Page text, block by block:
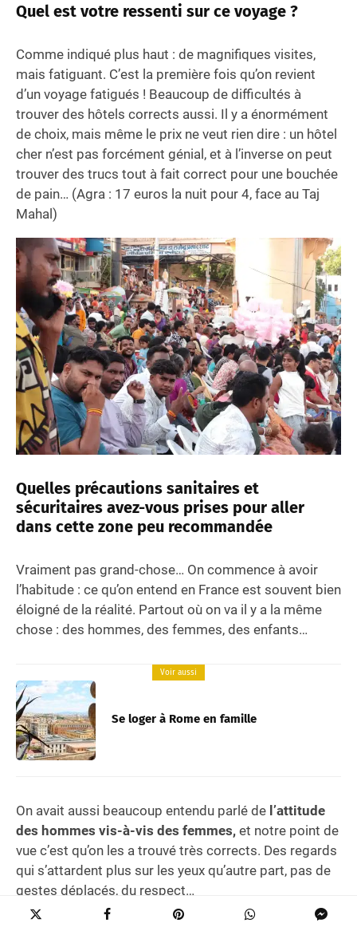
Quel est votre ressenti sur ce voyage ?
Comme indiqué plus haut : de magnifiques visites,
mais fatiguant. C’est la première fois qu’on revient
d’un voyage fatigués ! Beaucoup de difficultés à
trouver des hôtels corrects aussi. Il y a énormément
de choix, mais même le prix ne veut rien dire : un hôtel
cher n’est pas forcément génial, et à l’inverse on peut
trouver des trucs tout à fait correct pour une bouchée
de pain… (Agra : 17 euros la nuit pour 4, face au Taj
Mahal)
Quelles précautions sanitaires et
sécuritaires avez-vous prises pour aller
dans cette zone peu recommandée
Vraiment pas grand-chose… On commence à avoir
l’habitude : ce qu’on entend en France est souvent bien
éloigné de la réalité. Partout où on va il y a la même
chose : des hommes, des femmes, des enfants…
Voir aussi
Se loger à Rome en famille
On avait aussi beaucoup entendu parlé de l’attitude
des hommes vis-à-vis des femmes, et notre point de
vue c’est qu’on les a trouvé très corrects. Des regards
qui s’attardent plus sur les yeux qu’autre part, pas de
gestes déplacés, du respect…
Ça reste un point de vue subjectif… Mais les hommes